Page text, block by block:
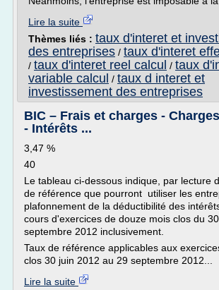
Lire la suite
Thèmes liés : taux d'interet et
des entreprises / taux d'interet
/ taux d'interet reel calcul / taux
variable calcul / taux d interet et
investissement des entreprises
BIC – Frais et charges -
- Intérêts ...
3,47 %
40
Le tableau ci-dessous indique, par lecture
de référence que pourront utiliser les
plafonnement de la déductibilité des
cours d'exercices de douze mois clos du
septembre 2012 inclusivement.
Taux de référence applicables aux
clos 30 juin 2012 au 29 septembre 2012...
Lire la suite